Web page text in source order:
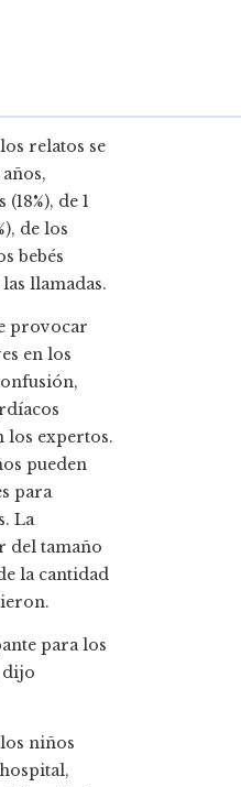
relatos se
de 1
de los
bebés
llamadas.
provocar
en los
los expertos.
pueden
para
La
del tamaño
la cantidad
para los
dijo
niños